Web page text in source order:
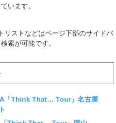
ています。
リストなどはページ下部のサイドバ
索が可能です。
「Think That… Tour」名古屋